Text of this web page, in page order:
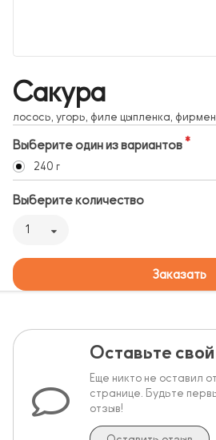
Сакура
лосось, угорь, филе цыпленка,
Выберите один из вариантов
240 г
Выберите количество
1
Заказать
Оставьте
Еще никто не оставил
странице. Будьте
отзыв!